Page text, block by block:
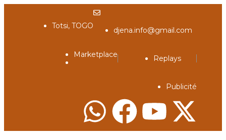
Totsi, TOGO djena.info@gmail.com
Marketplace Replays
Publicité